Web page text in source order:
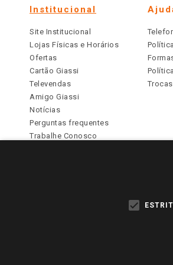
Institucional
Site Institucional
Lojas Físicas e Horários
Ofertas
Cartão Giassi
Televendas
Amigo Giassi
Notícias
Perguntas frequentes
Trabalhe Conosco
PARA VER OS
TODOS OS PREÇOS E